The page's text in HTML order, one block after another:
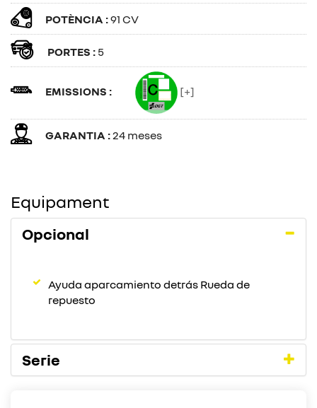
POTÈNCIA :91 CV
PORTES : 5
EMISSIONS : [+]
GARANTIA :24 meses
Equipament
Opcional
Ayuda aparcamiento detrás Rueda de
repuesto
Serie